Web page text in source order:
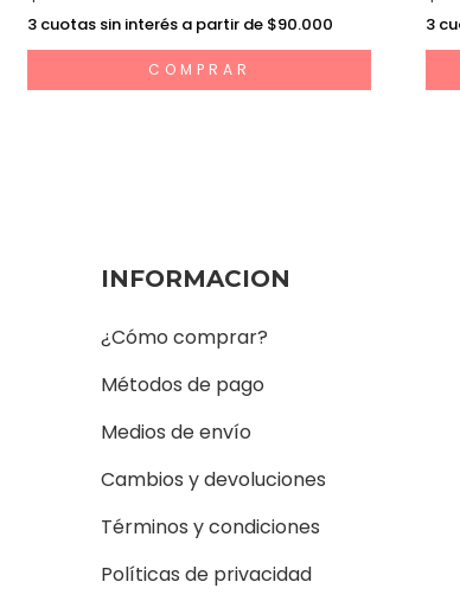
3 cuotas sin interés a partir de $90.000
COMPRAR
3
INFORMACION
¿Cómo comprar?
Métodos de pago
Medios de envío
Cambios y devoluciones
Términos y condiciones
Políticas de privacidad